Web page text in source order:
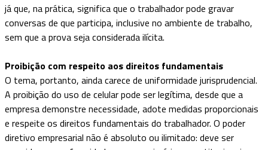
já que, na prática, significa que o trabalhador pode gravar
conversas de que participa, inclusive no ambiente de trabalho,
sem que a prova seja considerada ilícita.
Proibição com respeito aos direitos fundamentais
O tema, portanto, ainda carece de uniformidade jurisprudencial.
A proibição do uso de celular pode ser legítima, desde que a
empresa demonstre necessidade, adote medidas proporcionais
e respeite os direitos fundamentais do trabalhador. O poder
diretivo empresarial não é absoluto ou ilimitado: deve ser